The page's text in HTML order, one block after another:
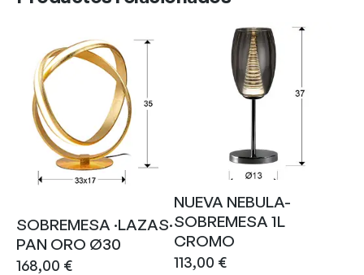
SOBREMESA ·LAZAS·
PAN ORO Ø30
168,00 €
NUEVA NEBULA-
SOBREMESA 1L
CROMO
113,00 €